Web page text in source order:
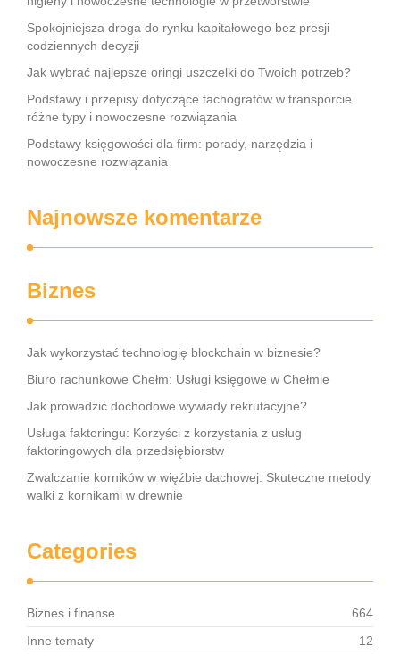
Spokojniejsza droga do rynku kapitałowego bez presji
codziennych decyzji
Jak wybrać najlepsze oringi uszczelki do Twoich potrzeb?
Podstawy i przepisy dotyczące tachografów w transporcie
różne typy i nowoczesne rozwiązania
Podstawy księgowości dla firm: porady, narzędzia i
nowoczesne rozwiązania
Najnowsze komentarze
Biznes
Jak wykorzystać technologię blockchain w biznesie?
Biuro rachunkowe Chełm: Usługi księgowe w Chełmie
Jak prowadzić dochodowe wywiady rekrutacyjne?
Usługa faktoringu: Korzyści z korzystania z usług
faktoringowych dla przedsiębiorstw
Zwalczanie korników w więźbie dachowej: Skuteczne metody
walki z kornikami w drewnie
Categories
Biznes i finanse
664
Inne tematy
12